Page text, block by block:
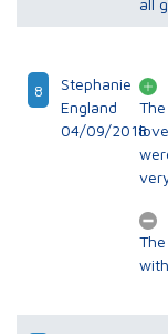
all
8
Stephanie
England
04/09/2018